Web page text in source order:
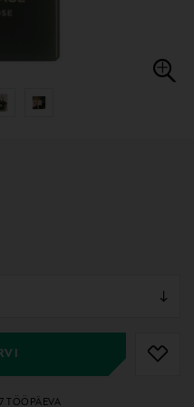
TÖÖPÄEVA